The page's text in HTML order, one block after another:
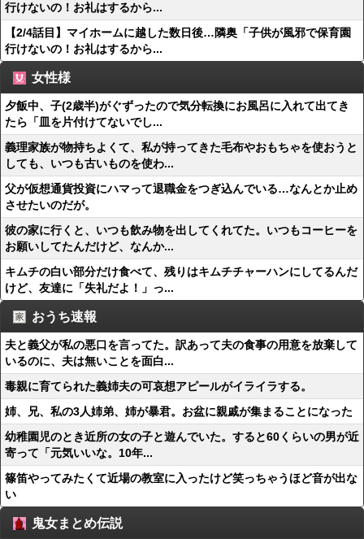
行けないの！お礼はするから...
【2/4話目】マイホームに越した数日後…隣奥「子供が風邪で保育園
行けないの！お礼はするから...
女性様
夕飯中、子(2歳半)がぐずったので気分転換にお風呂に入れて出てき
たら「皿を片付けてないでし...
義理家族が物持ちよくて、私が持ってきた毛布やおもちゃを使おうと
しても、いつも古いものを使わ...
父が仮想通貨投資にハマって退職金をつぎ込んでいる…なんとか止め
させたいのだが。
彼の家に行くと、いつも飲み物を出してくれてた。いつもコーヒーを
お願いしてたんだけど、なんか...
キムチの白い部分だけ食べて、残りはキムチチャーハンにしてるんだ
けど、友達に「失礼だよ！」っ...
おうち速報
夫と義父が私の悪口を言ってた。訳あって夫の食事の用意を放棄して
いるのに、夫は無いことを面白...
毒親に育てられた義姉夫の可哀想アピールがイライラする。
姉、兄、私の3人姉弟、姉が暴君。お盆に親戚が集まることになった
幼稚園児のとき近所の女の子と遊んでいた。すると60くらいの男が近
寄って「元気いいな。10年...
篠笛やってみたくて近場の教室に入ったけど笑っちゃうほど音が出な
い
鬼女まとめ伝説